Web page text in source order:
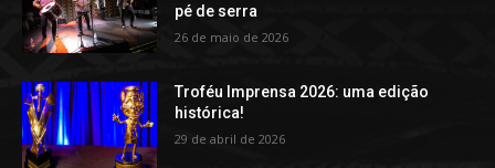
pé de serra
26 de maio de 2026
Troféu Imprensa 2026: uma edição
histórica!
29 de abril de 2026